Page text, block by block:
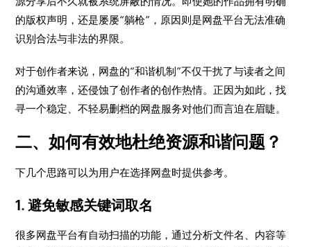
的版权声明，还是屡屡“躺枪”，原因则是网盘平台无法准确
识别合法与非法的界限。
对于创作者来说，网盘的“和谐机制”不仅干扰了与读者之间
的沟通效率，还侵蚀了创作者的创作热情。正因为如此，找
寻一个稳定、不轻易删档的网盘服务对他们而言迫在眉睫。
二、如何有效地杜绝资源和谐问题？
下几个思路可以为用户在选择网盘时提供参考。
1. 避免敏感关键词取名
很多网盘平台有自动扫描的功能，通过分析文件名、内容等